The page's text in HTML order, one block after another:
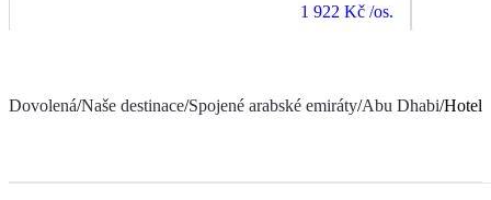
1 922 Kč /os.
Dovolená/Naše destinace/Spojené arabské emiráty/Abu Dhabi/Hotel